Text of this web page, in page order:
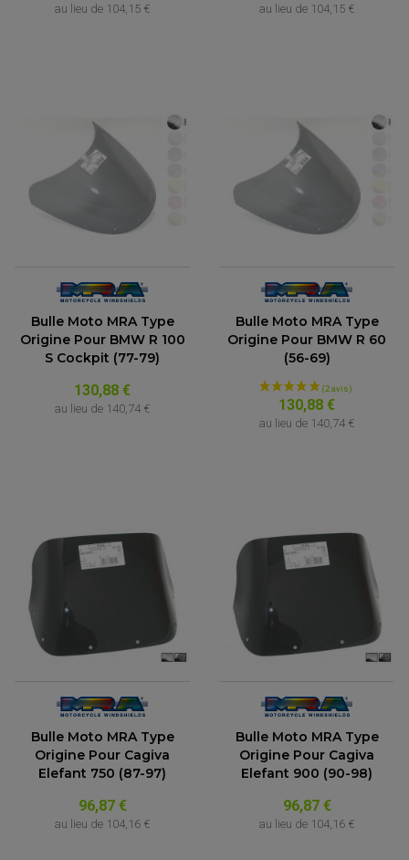
au lieu de 104,15 € au lieu de 104,15 €
Bulle Moto MRA Type
Origine Pour BMW R 100
S Cockpit (77-79)
130,88 €
au lieu de 140,74 €
Bulle Moto MRA Type
Origine Pour BMW R 60
(56-69)
130,88 €
au lieu de 140,74 €
Bulle Moto MRA Type
Origine Pour Cagiva
Elefant 750 (87-97)
96,87 €
au lieu de 104,16 €
Bulle Moto MRA Type
Origine Pour Cagiva
Elefant 900 (90-98)
96,87 €
au lieu de 104,16 €